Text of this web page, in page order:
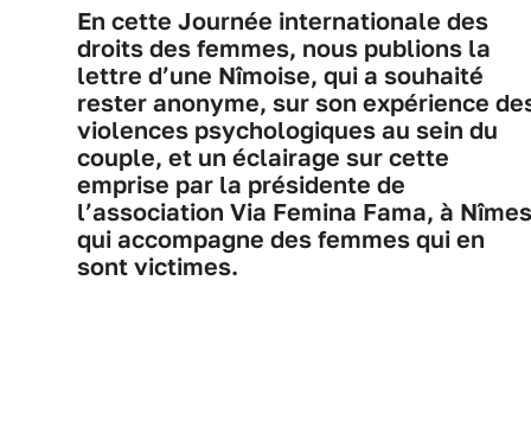
En cette Journée internationale des
droits des femmes, nous publions la
lettre d’une Nîmoise, qui a souhaité
rester anonyme, sur son expérience
violences psychologiques au sein du
couple, et un éclairage sur cette
emprise par la présidente de
l’association Via Femina Fama, à
qui accompagne des femmes qui en
sont victimes.